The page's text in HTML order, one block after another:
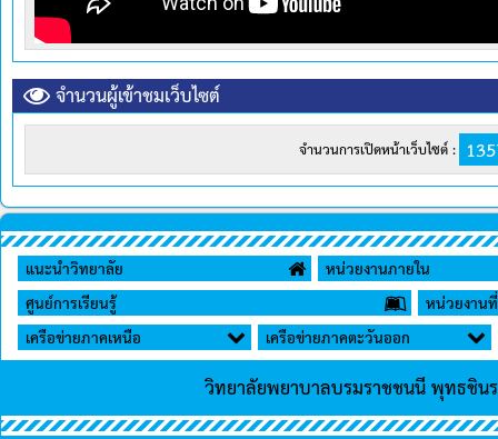
จำนวนผู้เข้าชมเว็บไซต์
จำนวนการเปิดหน้าเว็บไซต์ :
แนะนำวิทยาลัย
หน่วยงานภายใน
ศูนย์การเรียนรู้
หน่วยงาน
เครือข่ายภาคเหนือ
เครือข่ายภาคตะวันออก
วิทยาลัยพยาบาลบรมราชชนนี พุทธชิน